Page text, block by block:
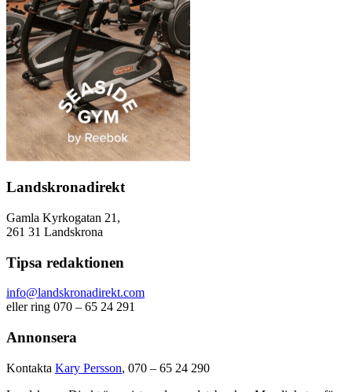
Landskronadirekt
Gamla Kyrkogatan 21,
261 31 Landskrona
Tipsa redaktionen
info@landskronadirekt.com
eller ring 070 – 65 24 291
Annonsera
Kontakta Kary Persson, 070 – 65 24 290